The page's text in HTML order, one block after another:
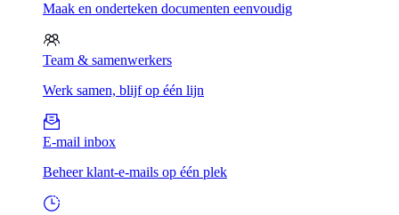
Maak en onderteken documenten eenvoudig
Team & samenwerkers
Werk samen, blijf op één lijn
E-mail inbox
Beheer klant-e-mails op één plek